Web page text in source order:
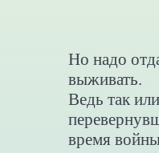
Но надо
выживать.
Ведь так
время